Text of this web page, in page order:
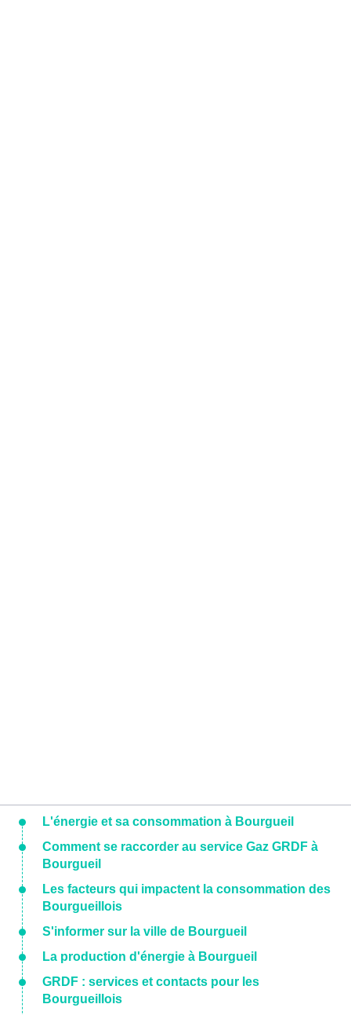
L'énergie et sa consommation à Bourgueil
Comment se raccorder au service Gaz GRDF à
Bourgueil
Les facteurs qui impactent la consommation des
Bourgueillois
S'informer sur la ville de Bourgueil
La production d'énergie à Bourgueil
GRDF : services et contacts pour les
Bourgueillois